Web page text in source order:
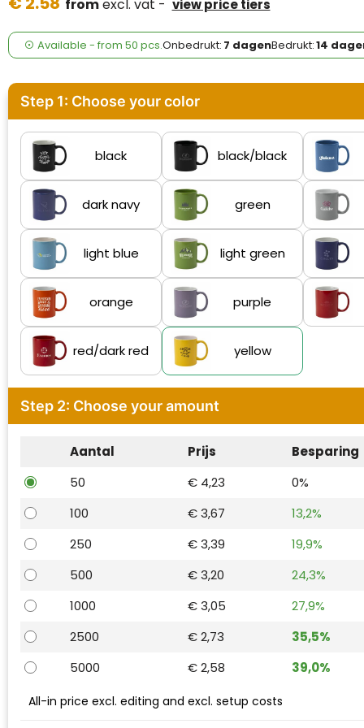
Fresh 'n Rebel
GolfOriginals
James Harvest
Kingcap
Mepal
Moleskine
MyKit
Ocean Bottle
Parker
Waterman
fromexcl. vat - view price tiers
Available - from 50 pcs.Onbedrukt: 7 dagenBedrukt:14
Step 1: Choose your color
black black/black
dark navy green
light blue light green
orange purple
red/dark red yellow
Step 2: Choose your amount
Aantal Prijs
Besparing
50
€ 4,23
0%
100
€ 3,67
13,2%
250
€ 3,39
19,9%
500
€ 3,20
24,3%
1000
€ 3,05
27,9%
2500
€ 2,73
35,5%
5000
€ 2,58 39,0%
All-in price excl. editing and excl. setup costs